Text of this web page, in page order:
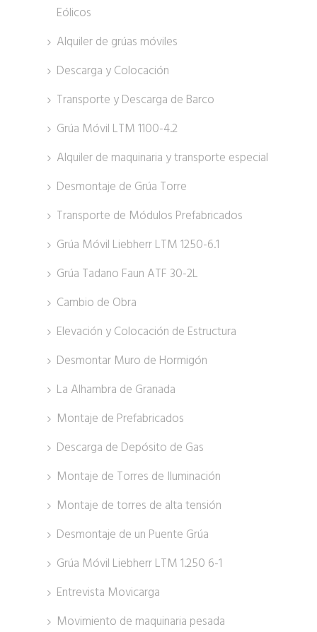
Eólicos
Alquiler de grúas móviles
Descarga y Colocación
Transporte y Descarga de Barco
Grúa Móvil LTM 1100-4.2
Alquiler de maquinaria y transporte especial
Desmontaje de Grúa Torre
Transporte de Módulos Prefabricados
Grúa Móvil Liebherr LTM 1250-6.1
Grúa Tadano Faun ATF 30-2L
Cambio de Obra
Elevación y Colocación de Estructura
Desmontar Muro de Hormigón
La Alhambra de Granada
Montaje de Prefabricados
Descarga de Depósito de Gas
Montaje de Torres de Iluminación
Montaje de torres de alta tensión
Desmontaje de un Puente Grúa
Grúa Móvil Liebherr LTM 1.250 6-1
Entrevista Movicarga
Movimiento de maquinaria pesada